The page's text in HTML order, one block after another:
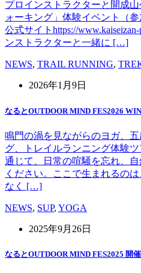
プロインストラクターと開成
ォーキング」体験イベント（
公式サイトhttps://
ンストラクターと一緒に […]
NEWS, TRAIL RUNNING,
2026年1月9日
なるとOUTDOOR MIND FES2026
鳴門の渦を見ながらのヨガ、
グ、トレイルランニング体験
通じて、日常の喧騒を忘れ、
ください。ここで生まれるの
なく […]
NEWS, SUP, YOGA
2025年9月26日
なるとOUTDOOR MIND FES2025 開催